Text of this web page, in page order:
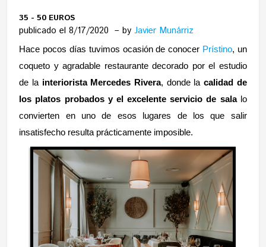
35 - 50 EUROS
publicado el 8/17/2020 byJavier Munárriz
Hace pocos días tuvimos ocasión de conocer Prístino, un
coqueto y agradable restaurante decorado por el estudio
de la interiorista Mercedes Rivera, donde lacalidad de
los platos probados y el excelente servicio de salalo
convierten en uno de esos lugares de los que salir
insatisfecho resulta prácticamente imposible.